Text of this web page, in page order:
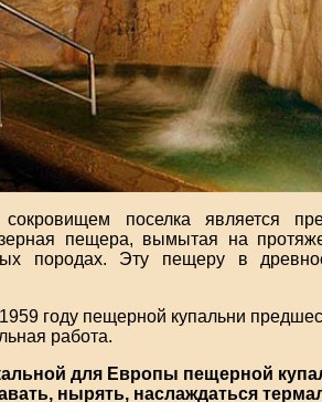
поселка является
пещера, вымытая на
породах. Эту пещеру в
году пещерной купальни
работа.
для Европы пещерной
нырять, наслаждаться